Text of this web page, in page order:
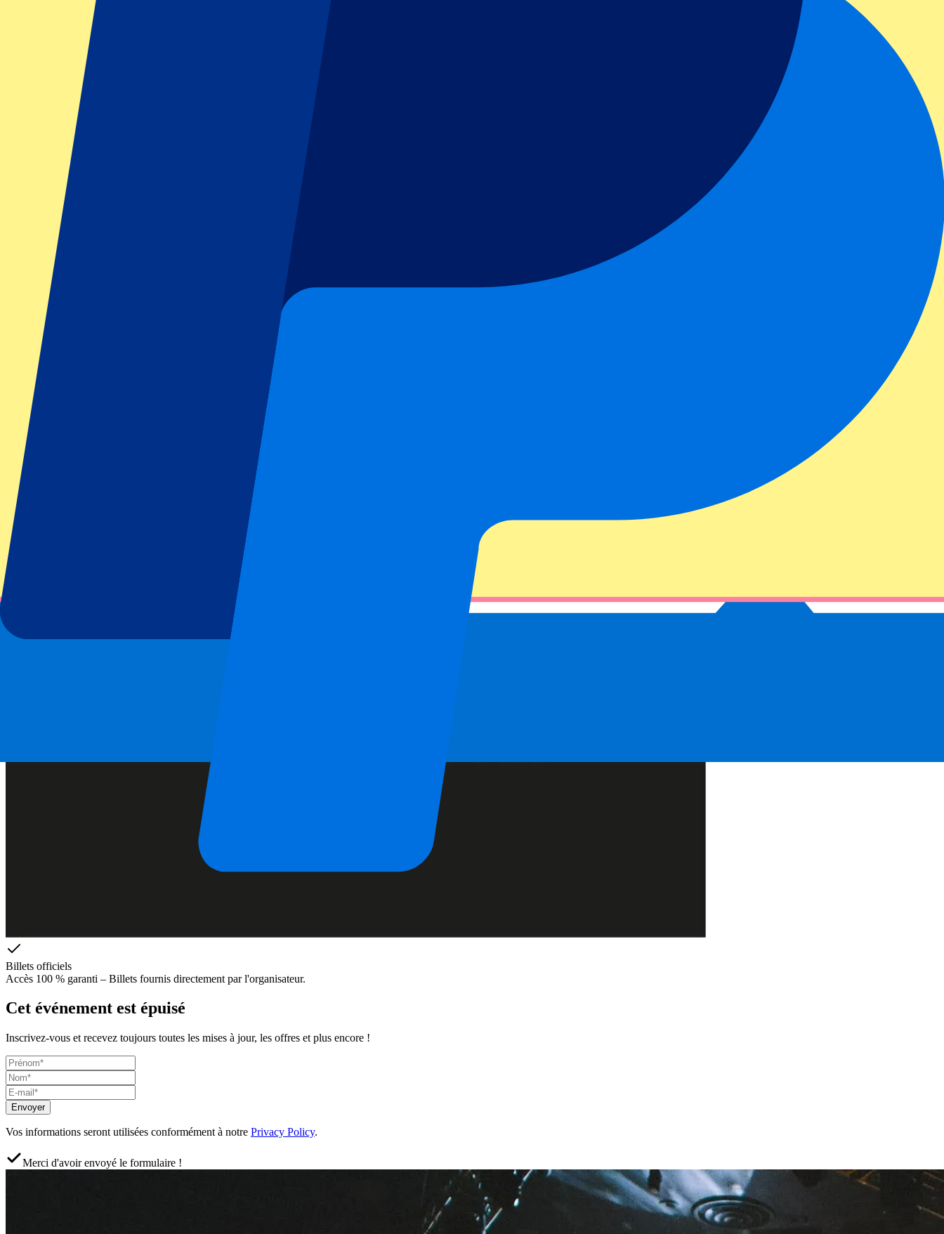
Bruno Mars - 18 juillet 2026
18 juillet 2026 à 19:00
London, Royaume-Uni
Bruno Mars - 18 juillet 2026
18 juillet 2026 à 19:00 • London, Royaume-Uni
Date confirmée
Cet événement est terminé
Cet événement est terminé
Billets officiels
Accès 100 % garanti – Billets fournis directement par l'organisateur.
Cet événement est épuisé
Inscrivez-vous et recevez toujours toutes les mises à jour, les offres et plus encore !
Envoyer
Vos informations seront utilisées conformément à notre Privacy Policy.
Merci d'avoir envoyé le formulaire !